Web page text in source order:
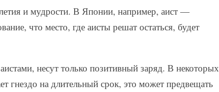
и мудрости. В Японии, например, аист —
что место, где аисты решат остаться, будет
несут только позитивный заряд. В некоторых
гнездо на длительный срок, это может предвещать